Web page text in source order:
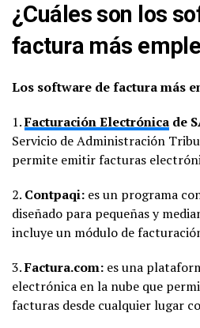
¿Cuáles son los
factura más
Los software de factura más
1.Facturación Electrónica de
Servicio de Administración
permite emitir facturas
2. Contpaqi: es un programa
diseñado para pequeñas y
incluye un módulo de
3.Factura.com: es una
electrónica en la nube que
facturas desde cualquier lugar